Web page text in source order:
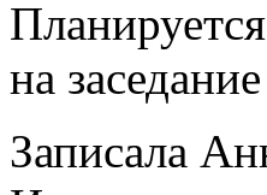
на
Записала